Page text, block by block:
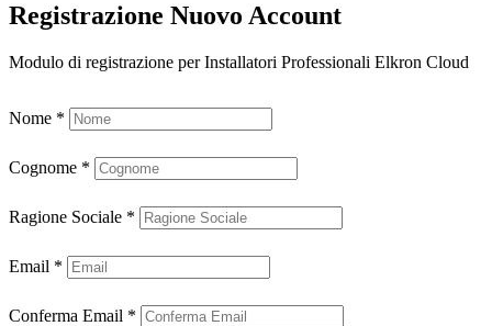
Registrazione Nuovo Account
Modulo di registrazione per Installatori Professionali Elkron Cloud
Nome *
Cognome *
Ragione Sociale *
Email *
Conferma Email *